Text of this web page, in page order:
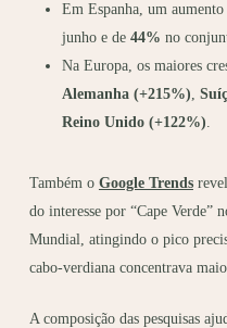
Em Espanha, um aumento
junho e de 44% no
Na Europa, os maiores
Alemanha (+215%),
Reino Unido (+122%).
Também o Google Trends
do interesse por “Cape Verde”
Mundial, atingindo o pico
cabo-verdiana concentrava
A composição das pesquisas